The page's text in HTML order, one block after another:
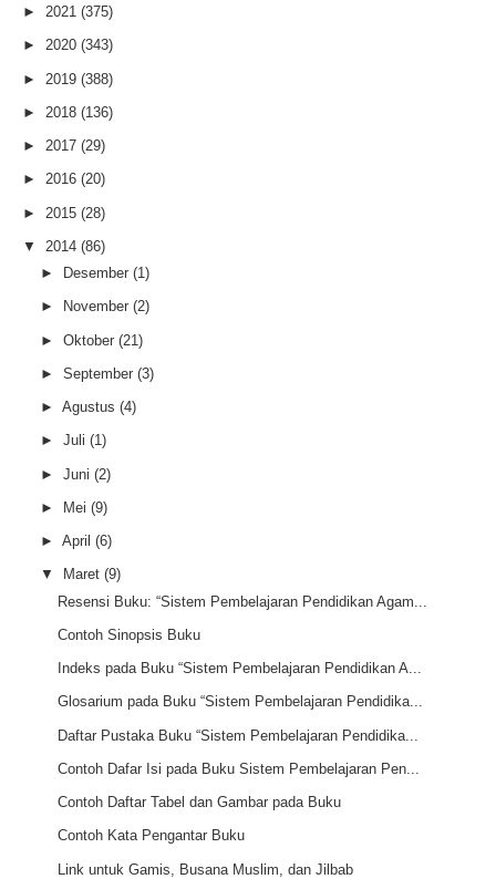
► 2021 (375)
► 2020 (343)
► 2019 (388)
► 2018 (136)
► 2017 (29)
► 2016 (20)
► 2015 (28)
▼ 2014 (86)
►
Desember (1)
► November (2)
► Oktober (21)
► September (3)
► Agustus (4)
► Juli (1)
► Juni (2)
► Mei (9)
► April (6)
▼ Maret (9)
Resensi Buku: “Sistem Pembelajaran Pendidikan Agam...
Contoh Sinopsis Buku
Indeks pada Buku “Sistem Pembelajaran Pendidikan A...
Glosarium pada Buku “Sistem Pembelajaran Pendidika...
Daftar Pustaka Buku “Sistem Pembelajaran Pendidika...
Contoh Dafar Isi pada Buku Sistem Pembelajaran Pen...
Contoh Daftar Tabel dan Gambar pada Buku
Contoh Kata Pengantar Buku
Link untuk Gamis, Busana Muslim, dan Jilbab